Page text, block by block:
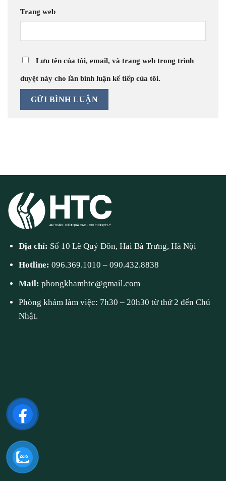
Trang web
Lưu tên của tôi, email, và trang web trong trình
duyệt này cho lần bình luận kế tiếp của tôi.
Địa chỉ: Số 10 Lê Quý Đôn, Hai Bà Trưng, Hà Nội
Hotline:096.369.1010 –090.432.8838
Mail:phongkhamhtc@gmail.com
Phòng khám làm việc: 7h30 – 20h30 từ thứ 2 đến Chủ
Nhật.